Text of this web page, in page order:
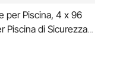
per Piscina, 4 x 96
Piscina di Sicurezza
Recinzione per
Fai da Te,
in PVC 340g